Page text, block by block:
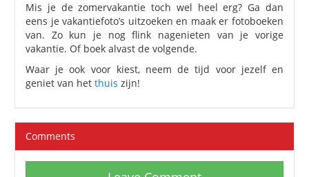
Mis je de zomervakantie toch wel heel erg? Ga dan
eens je vakantiefoto’s uitzoeken en maak er fotoboeken
van. Zo kun je nog flink nagenieten van je vorige
vakantie. Of boek alvast de volgende.
Waar je ook voor kiest, neem de tijd voor jezelf en
geniet van het thuis zijn!
Comments